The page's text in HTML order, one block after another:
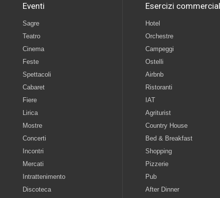
Eventi
Sagre
Teatro
Cinema
Feste
Spettacoli
Cabaret
Fiere
Lirica
Mostre
Concerti
Incontri
Mercati
Intrattenimento
Discoteca
Esercizi
Hotel
Orchestre
Campeggi
Ostelli
Airbnb
Ristoranti
IAT
Agriturist
Country House
Bed & Breakfast
Shopping
Pizzerie
Pub
After Dinner